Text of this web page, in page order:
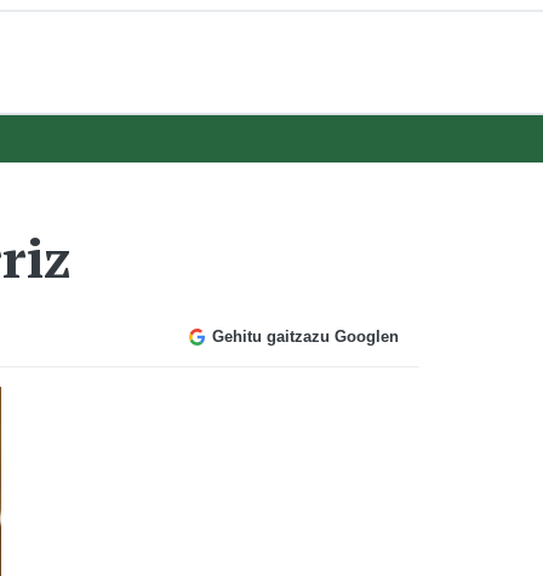
Gehitu gaitzazu Googlen